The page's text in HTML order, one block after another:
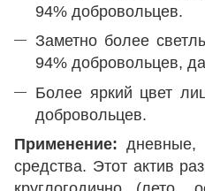
94% добровольцев.
Заметно более
94% добровольцев,
Более яркий цвет
добровольцев.
Применение: дневные,
средства. Этот актив